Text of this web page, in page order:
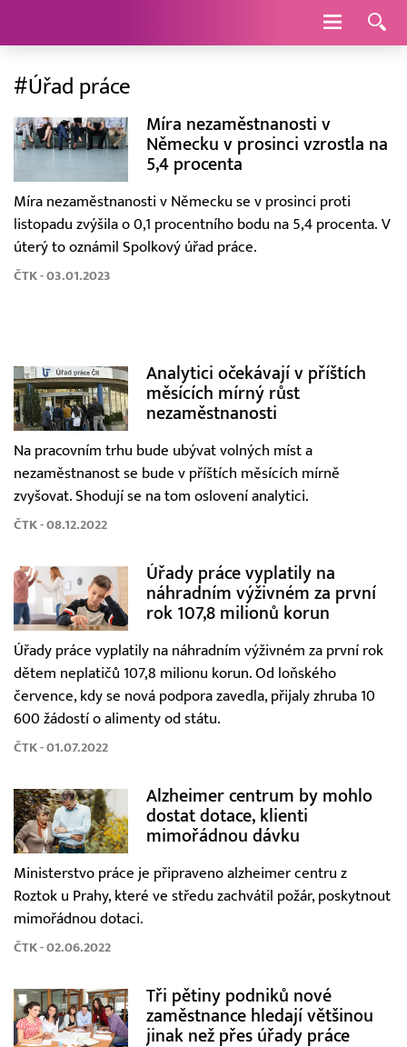
Navigace
#Úřad práce
Míra nezaměstnanosti v
Německu v prosinci vzrostla na
5,4 procenta
Míra nezaměstnanosti v Německu se v prosinci proti
listopadu zvýšila o 0,1 procentního bodu na 5,4 procenta. V
úterý to oznámil Spolkový úřad práce.
ČTK - 03.01.2023
Analytici očekávají v příštích
měsících mírný růst
nezaměstnanosti
Na pracovním trhu bude ubývat volných míst a
nezaměstnanost se bude v příštích měsících mírně
zvyšovat. Shodují se na tom oslovení analytici.
ČTK - 08.12.2022
Úřady práce vyplatily na
náhradním výživném za první
rok 107,8 milionů korun
Úřady práce vyplatily na náhradním výživném za první rok
dětem neplatičů 107,8 milionu korun. Od loňského
července, kdy se nová podpora zavedla, přijaly zhruba 10
600 žádostí o alimenty od státu.
ČTK - 01.07.2022
Alzheimer centrum by mohlo
dostat dotace, klienti
mimořádnou dávku
Ministerstvo práce je připraveno alzheimer centru z
Roztok u Prahy, které ve středu zachvátil požár, poskytnout
mimořádnou dotaci.
ČTK - 02.06.2022
Tři pětiny podniků nové
zaměstnance hledají většinou
jinak než přes úřady práce